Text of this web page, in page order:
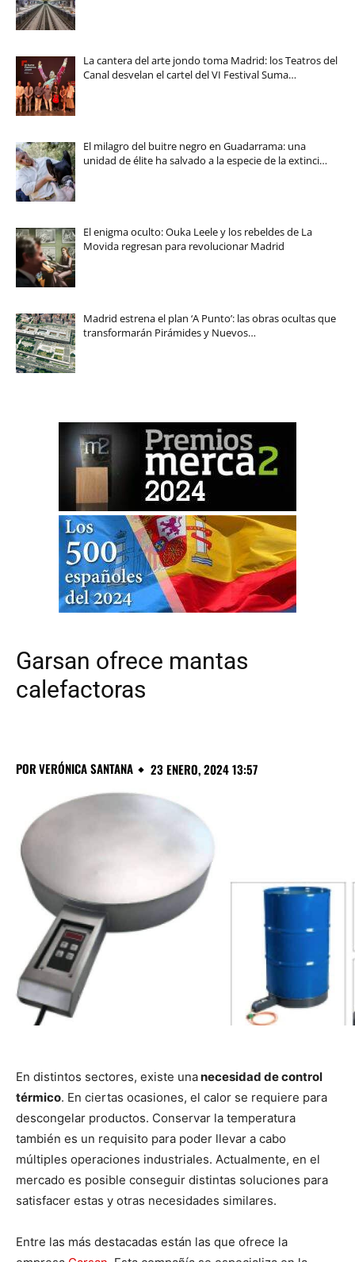
La cantera del arte jondo toma Madrid: los Teatros del
Canal desvelan el cartel del VI Festival Suma…
El milagro del buitre negro en Guadarrama: una
unidad de élite ha salvado a la especie de la extinci…
El enigma oculto: Ouka Leele y los rebeldes de La
Movida regresan para revolucionar Madrid
Madrid estrena el plan ‘A Punto’: las obras ocultas que
transformarán Pirámides y Nuevos…
Garsan ofrece mantas
calefactoras
PORVERÓNICA SANTANA 23 ENERO, 2024 13:57
En distintos sectores, existe unanecesidad de control
térmico. En ciertas ocasiones, el calor se requiere para
descongelar productos. Conservar la temperatura
también es un requisito para poder llevar a cabo
múltiples operaciones industriales. Actualmente, en el
mercado es posible conseguir distintas soluciones para
satisfacer estas y otras necesidades similares.
Entre las más destacadas están las que ofrece la